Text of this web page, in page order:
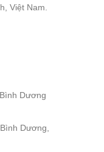
Việt Nam.
Dương
Dương,